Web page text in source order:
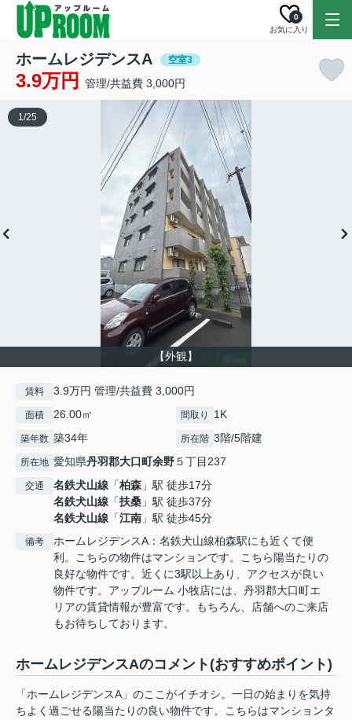
お気に入り
0
ホームレジデンスA 空室3
3.9万円 管理/共益費 3,000円
【外観】
1/25
賃料 3.9万円 管理/共益費 3,000円
面積 26.00㎡ 間取り 1K
築年数 築34年 所在階 3階/5階建
所在地 愛知県丹羽郡大口町余野５丁目237
交通 名鉄犬山線 「柏森 」駅 徒歩17分
名鉄犬山線 「扶桑 」駅 徒歩37分
名鉄犬山線 「江南 」駅 徒歩45分
備考
ホームレジデンスA：名鉄犬山線柏森駅にも近くて便
利。こちらの物件はマンションです。こちら陽当たりの
良好な物件です。近くに3駅以上あり、アクセスが良い
物件です。アップルーム 小牧店には、丹羽郡大口町エ
リアの賃貸情報が豊富です。もちろん、店舗へのご来店
もお待ちしております。
ホームレジデンスAのコメント(おすすめポイント)
「ホームレジデンスA」のここがイチオシ。一日の始まりを気持
ちよく過ごせる陽当たりの良い物件です。こちらはマンションタ